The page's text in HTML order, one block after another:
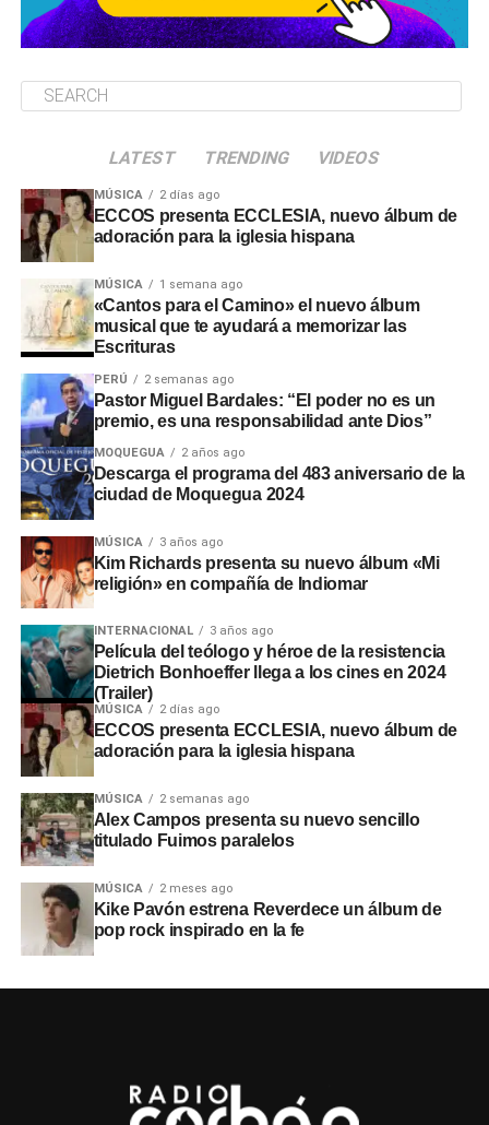
LATEST TRENDING VIDEOS
MÚSICA 2 días ago
ECCOS presenta ECCLESIA, nuevo álbum de
adoración para la iglesia hispana
MÚSICA 1 semana ago
«Cantos para el Camino» el nuevo álbum
musical que te ayudará a memorizar las
Escrituras
PERÚ 2 semanas ago
Pastor Miguel Bardales: “El poder no es un
premio, es una responsabilidad ante Dios”
MOQUEGUA 2 años ago
Descarga el programa del 483 aniversario de la
ciudad de Moquegua 2024
MÚSICA 3 años ago
Kim Richards presenta su nuevo álbum «Mi
religión» en compañía de Indiomar
INTERNACIONAL 3 años ago
Película del teólogo y héroe de la resistencia
Dietrich Bonhoeffer llega a los cines en 2024
(Trailer)
MÚSICA 2 días ago
ECCOS presenta ECCLESIA, nuevo álbum de
adoración para la iglesia hispana
MÚSICA 2 semanas ago
Alex Campos presenta su nuevo sencillo
titulado Fuimos paralelos
MÚSICA 2 meses ago
Kike Pavón estrena Reverdece un álbum de
pop rock inspirado en la fe